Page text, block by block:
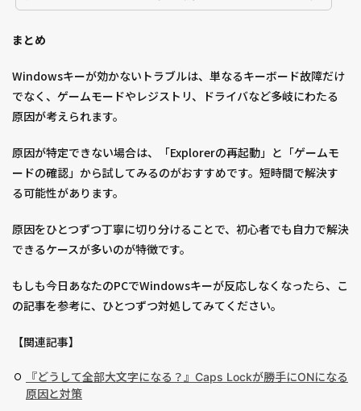
まとめ
Windowsキーが効かないトラブルは、単なるキーボード故障だけ
でなく、ゲームモードやレジストリ、ドライバなど多岐にわたる
原因が考えられます。
原因が特定できない場合は、「Explorerの再起動」と「ゲームモ
ードの確認」から試してみるのがおすすめです。短時間で解決す
る可能性があります。
原因をひとつずつ丁寧に切り分けることで、初心者でも自力で解決
できるケースが多いのが特徴です。
もしも今日あなたのPCでWindowsキーが反応しなくなったら、こ
の記事を参考に、ひとつずつ対処してみてください。
【関連記事】
『どうして全部大文字になる？』Caps Lockが勝手にONになる
原因と対策